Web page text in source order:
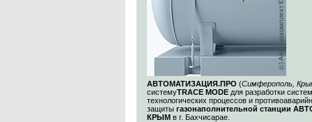
АВТОМАТИЗАЦИЯ.ПРО (Симферополь,
системуTRACE MODE для разработки
технологических процессов и
защиты газонаполнительной станции
КРЫМ в г. Бахчисарае.